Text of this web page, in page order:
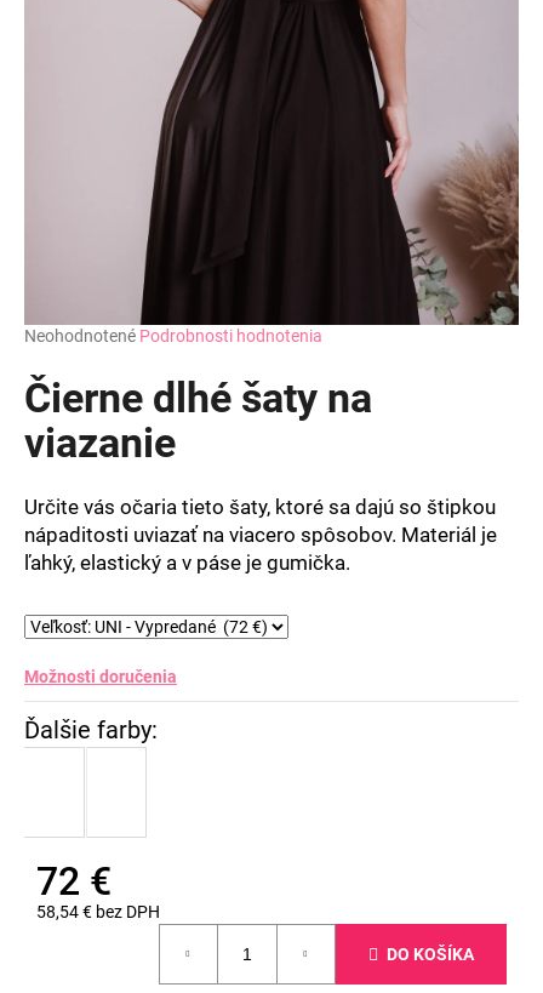
Priemerné
produktu
je
0,0
z
hviezdičiek.
Neohodnotené Podrobnosti hodnotenia
Čierne dlhé šaty na
viazanie
Určite vás očaria tieto šaty, ktoré sa dajú so štipkou
nápaditosti uviazať na viacero spôsobov. Materiál je
ľahký, elastický a v páse je gumička.
Možnosti doručenia
72 €
58,54 € bez DPH
DO KOŠÍKA